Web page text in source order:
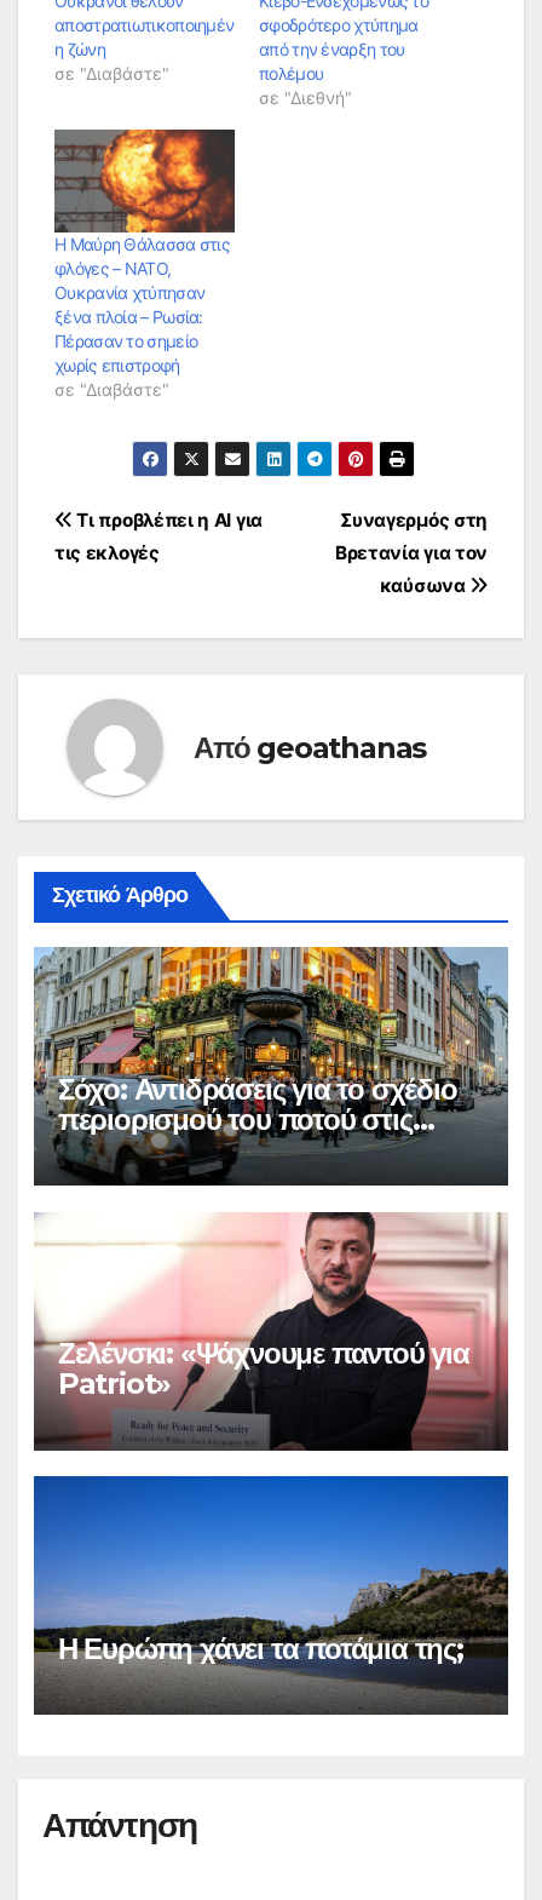
αποστρατιωτικοποιημέν
η ζώνη
σε "Διαβάστε"
σφοδρότερο χτύπημα
από την έναρξη του
πολέμου
σε "Διεθνή"
Η Μαύρη Θάλασσα στις
φλόγες – ΝΑΤΟ,
Ουκρανία χτύπησαν
ξένα πλοία – Ρωσία:
Πέρασαν το σημείο
χωρίς επιστροφή
σε "Διαβάστε"
Πλοήγηση
άρθρων
Συναγερμός στη
Βρετανία για τον
καύσωνα
Τι προβλέπει η ΑΙ για
τις εκλογές
Από geoathanas
Σχετικό Άρθρο
Σόχο: Αντιδράσεις για το σχέδιο
περιορισμού του ποτού στις
παμπ
Ζελένσκι: «Ψάχνουμε παντού για
Patriot»
Η Ευρώπη χάνει τα ποτάμια της;
Απάντηση